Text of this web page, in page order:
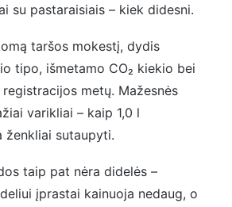
su pastaraisiais – kiek didesni.
taršos mokestį, dydis
tipo, išmetamo CO₂ kiekio bei
metų. Mažesnės
varikliai – kaip 1,0 l
ženkliai sutaupyti.
taip pat nėra didelės –
įprastai kainuoja nedaug, o